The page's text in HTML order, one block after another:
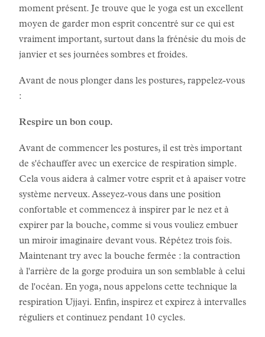
moment présent. Je trouve que le yoga est un excellent
moyen de garder mon esprit concentré sur ce qui est
vraiment important, surtout dans la frénésie du mois de
janvier et ses journées sombres et froides.
Avant de nous plonger dans les postures, rappelez-vous
:
Respire un bon coup.
Avant de commencer les postures, il est très important
de s'échauffer avec un exercice de respiration simple.
Cela vous aidera à calmer votre esprit et à apaiser votre
système nerveux. Asseyez-vous dans une position
confortable et commencez à inspirer par le nez et à
expirer par la bouche, comme si vous vouliez embuer
un miroir imaginaire devant vous. Répétez trois fois.
Maintenant try avec la bouche fermée : la contraction
à l'arrière de la gorge produira un son semblable à celui
de l'océan. En yoga, nous appelons cette technique la
respiration Ujjayi. Enfin, inspirez et expirez à intervalles
réguliers et continuez pendant 10 cycles.